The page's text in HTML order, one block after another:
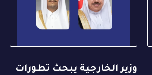
وزير الخارجية يبحث تطورات